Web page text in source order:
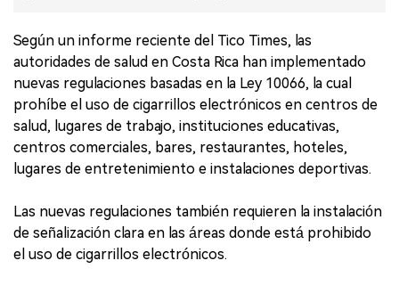
Según un informe reciente del Tico Times, las
autoridades de salud en Costa Rica han implementado
nuevas regulaciones basadas en la Ley 10066, la cual
prohíbe el uso de cigarrillos electrónicos en centros de
salud, lugares de trabajo, instituciones educativas,
centros comerciales, bares, restaurantes, hoteles,
lugares de entretenimiento e instalaciones deportivas.
Las nuevas regulaciones también requieren la instalación
de señalización clara en las áreas donde está prohibido
el uso de cigarrillos electrónicos.